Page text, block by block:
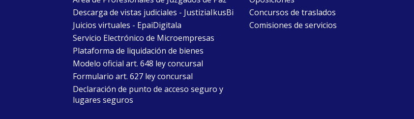
Descarga de vistas judiciales - JustiziaIkusBi
Juicios virtuales - EpaiDigitala
Servicio Electrónico de Microempresas
Plataforma de liquidación de bienes
Modelo oficial art. 648 ley concursal
Formulario art. 627 ley concursal
Declaración de punto de acceso seguro y
lugares seguros
Concursos de traslados
Comisiones de servicios